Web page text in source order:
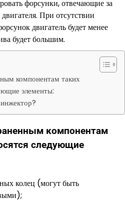
форсунки, отвечающие за
При отсутствии
двигатель будет менее
будет большим.
компонентам таких
элементы:
компонентам
следующие
колец (могут быть